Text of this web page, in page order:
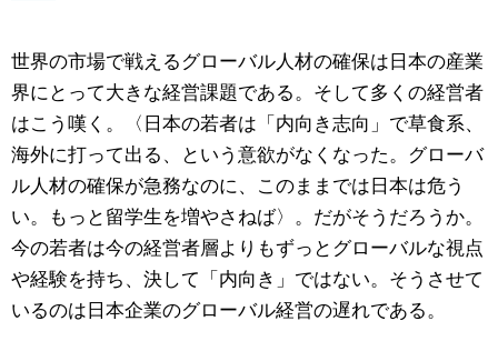
People
東京
お知らせ
公式SNS
世界の市場で戦えるグローバル人材の確保は日本の産業
界にとって大きな経営課題である。そして多くの経営者
はこう嘆く。〈日本の若者は「内向き志向」で草食系、
海外に打って出る、という意欲がなくなった。グローバ
ル人材の確保が急務なのに、このままでは日本は危う
い。もっと留学生を増やさねば〉。だがそうだろうか。
今の若者は今の経営者層よりもずっとグローバルな視点
や経験を持ち、決して「内向き」ではない。そうさせて
いるのは日本企業のグローバル経営の遅れである。